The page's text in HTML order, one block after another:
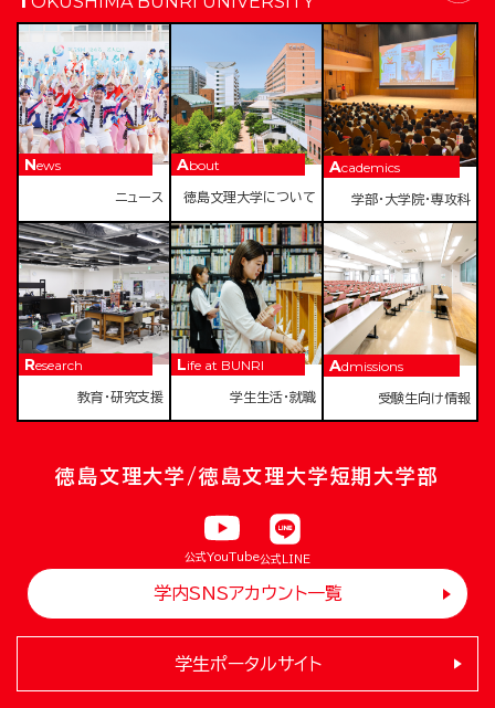
News
ニュース
About
徳島文理大学について
Academics
学部・大学院・専攻科
Research
教育・研究支援
Life at BUNRI
学生生活・就職
Admissions
受験生向け情報
徳島文理大学/徳島文理大学短期大学部
公式YouTube公式LINE
学内SNSアカウント一覧
学生ポータルサイト